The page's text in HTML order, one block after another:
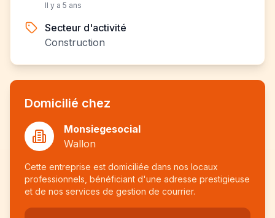
Il y a 5 ans
Secteur d'activité
Construction
Domicilié chez
Monsiegesocial
Wallon
Cette entreprise est domiciliée dans nos locaux
professionnels, bénéficiant d'une adresse prestigieuse
et de nos services de gestion de courrier.